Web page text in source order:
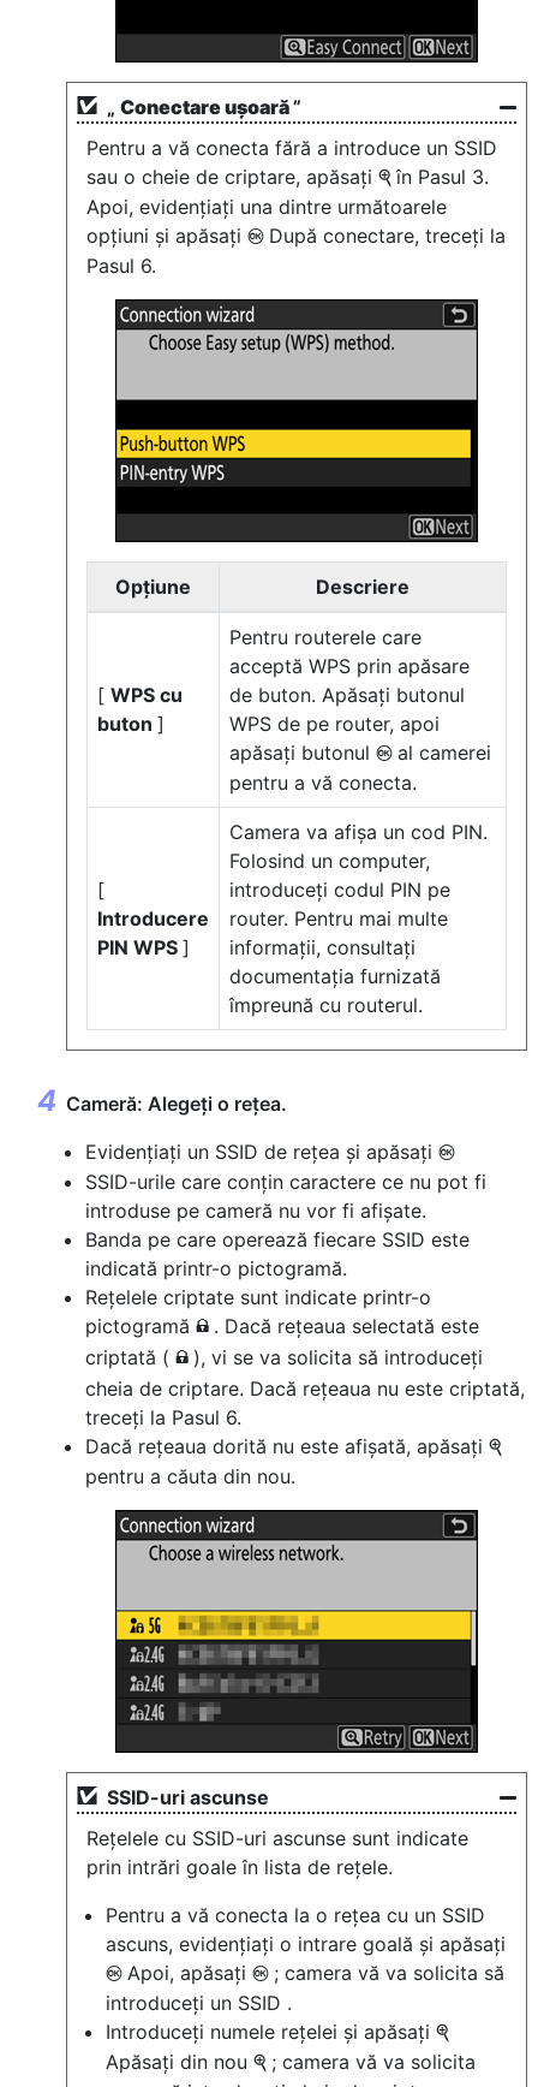
„ Conectare ușoară”
Pentru a vă conecta fără a introduce un SSID
sau o cheie de criptare, apăsați Xîn Pasul 3.
Apoi, evidențiați una dintre următoarele
opțiuni și apăsați J După conectare, treceți la
Pasul 6.
Opţiune Descriere
[ WPS cu
buton ]
Pentru routerele care
acceptă WPS prin apăsare
de buton. Apăsați butonul
WPS de pe router, apoi
apăsați butonul J al camerei
pentru a vă conecta.
[
Introducere
PIN WPS ]
Camera va afișa un cod PIN.
Folosind un computer,
introduceți codul PIN pe
router. Pentru mai multe
informații, consultați
documentația furnizată
împreună cu routerul.
Cameră: Alegeți o rețea.
Evidențiați un SSID de rețea și apăsați J
SSID-urile care conțin caractere ce nu pot fi
introduse pe cameră nu vor fi afișate.
Banda pe care operează fiecare SSID este
indicată printr-o pictogramă.
Rețelele criptate sunt indicate printr-o
pictogramă h . Dacă rețeaua selectată este
criptată ( h ), vi se va solicita să introduceți
cheia de criptare. Dacă rețeaua nu este criptată,
treceți la Pasul 6.
Dacă rețeaua dorită nu este afișată, apăsați X
pentru a căuta din nou.
SSID-uri ascunse
Rețelele cu SSID-uri ascunse sunt indicate
prin intrări goale în lista de rețele.
Pentru a vă conecta la o rețea cu un SSID
ascuns, evidențiați o intrare goală și apăsați
J Apoi, apăsați J ; camera vă va solicita să
introduceți un SSID .
Introduceți numele rețelei și apăsați X
Apăsați din nou X ; camera vă va solicita